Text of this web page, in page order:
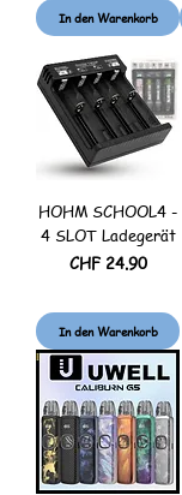
In den Warenkorb
HOHM SCHOOL4 -
4 SLOT Ladegerät
Preis
CHF 24.90
In den Warenkorb